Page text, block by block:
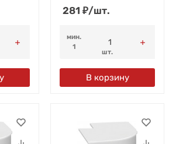
281 ₽/шт.
мин.
1
шт.
В корзину